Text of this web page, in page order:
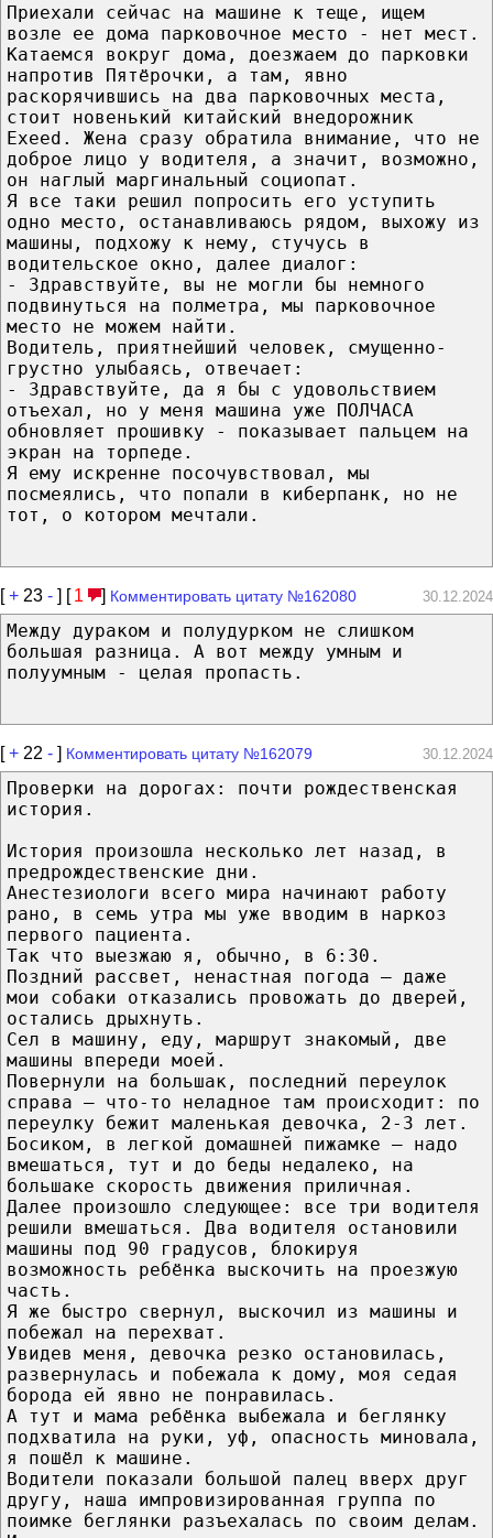
Приехали сейчас на машине к теще, ищем
возле ее дома парковочное место - нет мест.
Катаемся вокруг дома, доезжаем до парковки
напротив Пятёрочки, а там, явно
раскорячившись на два парковочных места,
стоит новенький китайский внедорожник
Exeed. Жена сразу обратила внимание, что не
доброе лицо у водителя, а значит, возможно,
он наглый маргинальный социопат.
Я все таки решил попросить его уступить
одно место, останавливаюсь рядом, выхожу из
машины, подхожу к нему, стучусь в
водительское окно, далее диалог:
- Здравствуйте, вы не могли бы немного
подвинуться на полметра, мы парковочное
место не можем найти.
Водитель, приятнейший человек, смущенно-
грустно улыбаясь, отвечает:
- Здравствуйте, да я бы с удовольствием
отъехал, но у меня машина уже ПОЛЧАСА
обновляет прошивку - показывает пальцем на
экран на торпеде.
Я ему искренне посочувствовал, мы
посмеялись, что попали в киберпанк, но не
тот, о котором мечтали.
[+ 23 - ] [ 1 ] Комментировать цитату №162080 30.12.2024
Между дураком и полудурком не слишком
большая разница. А вот между умным и
полуумным - целая пропасть.
[+ 22 - ] Комментировать цитату №162079 30.12.2024
Проверки на дорогах: почти рождественская
история.
История произошла несколько лет назад, в
предрождественские дни.
Анестезиологи всего мира начинают работу
рано, в семь утра мы уже вводим в наркоз
первого пациента.
Так что выезжаю я, обычно, в 6:30.
Поздний рассвет, ненастная погода — даже
мои собаки отказались провожать до дверей,
остались дрыхнуть.
Сел в машину, еду, маршрут знакомый, две
машины впереди моей.
Повернули на большак, последний переулок
справа — что-то неладное там происходит: по
переулку бежит маленькая девочка, 2-3 лет.
Босиком, в легкой домашней пижамке — надо
вмешаться, тут и до беды недалеко, на
большаке скорость движения приличная.
Далее произошло следующее: все три водителя
решили вмешаться. Два водителя остановили
машины под 90 градусов, блокируя
возможность ребёнка выскочить на проезжую
часть.
Я же быстро свернул, выскочил из машины и
побежал на перехват.
Увидев меня, девочка резко остановилась,
развернулась и побежала к дому, моя седая
борода ей явно не понравилась.
А тут и мама ребёнка выбежала и беглянку
подхватила на руки, уф, опасность миновала,
я пошёл к машине.
Водители показали большой палец вверх друг
другу, наша импровизированная группа по
поимке беглянки разъехалась по своим делам.